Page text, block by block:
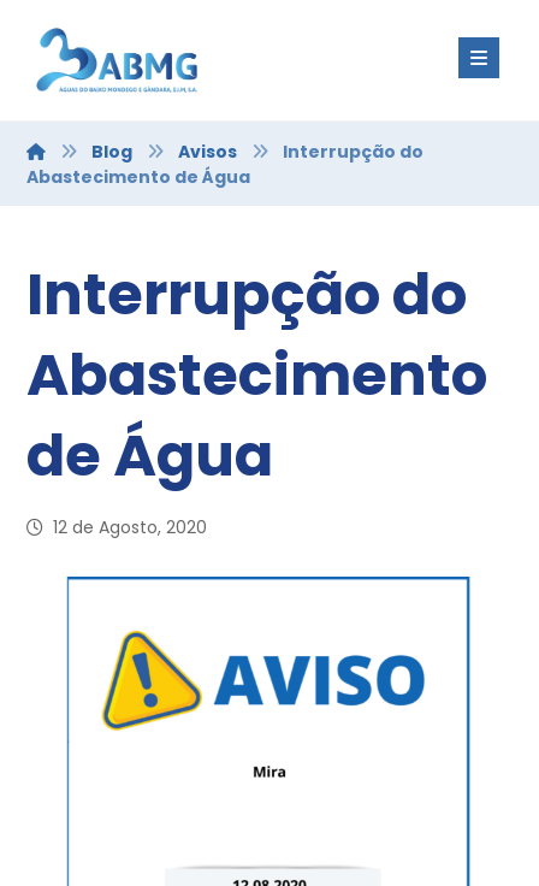
Blog Avisos
Interrupção do
Abastecimento de Água
Interrupção do
Abastecimento
de Água
12 de Agosto, 2020